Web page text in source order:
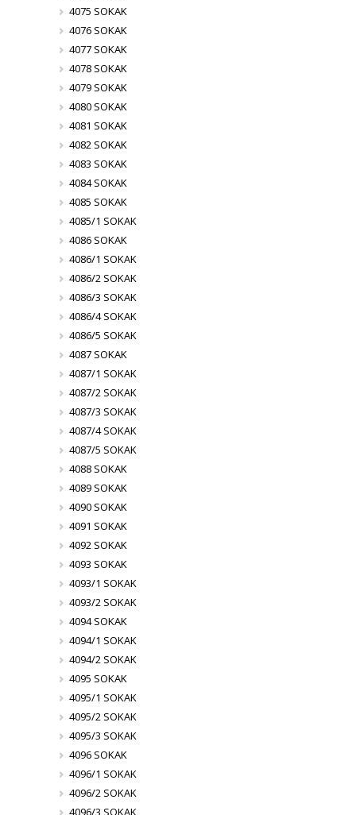
4075 SOKAK
4076 SOKAK
4077 SOKAK
4078 SOKAK
4079 SOKAK
4080 SOKAK
4081 SOKAK
4082 SOKAK
4083 SOKAK
4084 SOKAK
4085 SOKAK
4085/1 SOKAK
4086 SOKAK
4086/1 SOKAK
4086/2 SOKAK
4086/3 SOKAK
4086/4 SOKAK
4086/5 SOKAK
4087 SOKAK
4087/1 SOKAK
4087/2 SOKAK
4087/3 SOKAK
4087/4 SOKAK
4087/5 SOKAK
4088 SOKAK
4089 SOKAK
4090 SOKAK
4091 SOKAK
4092 SOKAK
4093 SOKAK
4093/1 SOKAK
4093/2 SOKAK
4094 SOKAK
4094/1 SOKAK
4094/2 SOKAK
4095 SOKAK
4095/1 SOKAK
4095/2 SOKAK
4095/3 SOKAK
4096 SOKAK
4096/1 SOKAK
4096/2 SOKAK
4096/3 SOKAK